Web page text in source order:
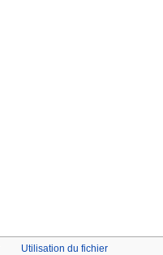
Utilisation du fichier